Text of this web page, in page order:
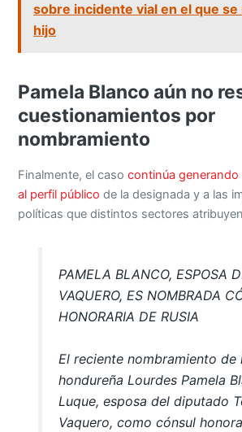
sobre incidente vial en el que se
hijo
Pamela Blanco aún no
cuestionamientos por
nombramiento
Finalmente, el casocontinúa
al perfil público de la designada y a las
políticas que distintos sectores
PAMELA BLANCO, ESPOSA
VAQUERO, ES NOMBRADA
HONORARIA DE RUSIA
El reciente nombramiento de
hondureña Lourdes Pamela
Luque, esposa del diputado
Vaquero, como cónsul